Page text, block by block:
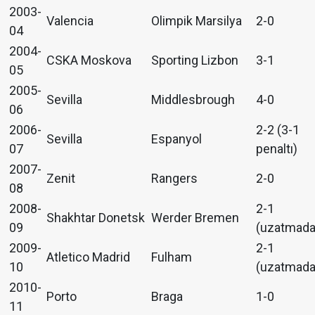
2003-
04
Valencia Olimpik Marsilya 2-0
2004-
05
CSKA Moskova Sporting Lizbon 3-1
2005-
06
Sevilla Middlesbrough 4-0
2006-
07
Sevilla Espanyol
2-2 (3-1
penaltı)
2007-
08
Zenit Rangers 2-0
2008-
09
Shakhtar Donetsk Werder Bremen
2-1
2009-
10
Atletico Madrid Fulham
2-1
2010-
11
Porto Braga 1-0